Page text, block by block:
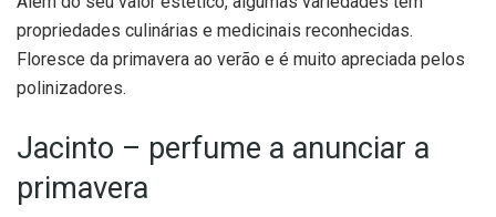
propriedades culinárias e medicinais reconhecidas.
Floresce da primavera ao verão e é muito apreciada pelos
polinizadores.
Jacinto – perfume a anunciar a
primavera